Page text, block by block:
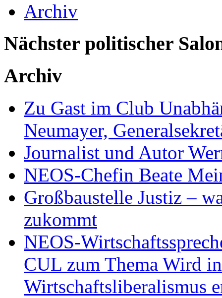
Archiv
Nächster politischer
Archiv
Zu Gast im Club
Neumayer,
Journalist und Autor
NEOS-Chefin Beate
Großbaustelle Justiz –
zukommt
NEOS-
CUL zum Thema Wird
Wirtschaftsliberalismus